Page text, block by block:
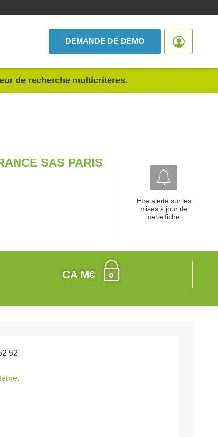
DEMANDE DE DEMO
de recherche multicritères.
SAS PARIS
Etre alerté sur les
mises à jour de
cette fiche
CA M€
52